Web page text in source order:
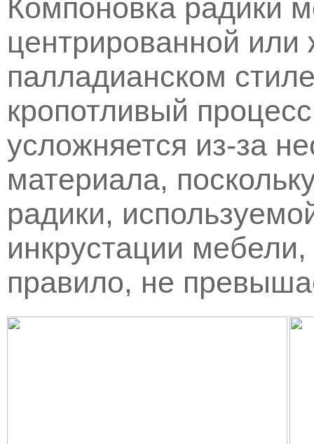
Компоновка радики
центрированной
палладианском
кропотливый
усложняется из-за
материала,
радики,
инкрустации
правило, не